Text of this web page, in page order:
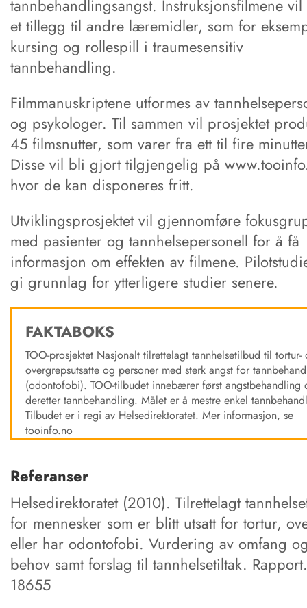
tannbehandlingsangst. Instruksjonsfilmene
et tillegg til andre læremidler, som for
kursing og rollespill i traumesensitiv
tannbehandling.
Filmmanuskriptene utformes av
og psykologer. Til sammen vil prosjektet
45 filmsnutter, som varer fra ett til fire
Disse vil bli gjort tilgjengelig på
hvor de kan disponeres fritt.
Utviklingsprosjektet vil gjennomføre
med pasienter og tannhelsepersonell for å få
informasjon om effekten av filmene.
gi grunnlag for ytterligere studier senere.
FAKTABOKS
TOO-prosjektet Nasjonalt tilrettelagt tannhelsetilbud til tortur-
overgrepsutsatte og personer med sterk angst for
(odontofobi). TOO-tilbudet innebærer først angstbehandling
deretter tannbehandling. Målet er å mestre enkel
Tilbudet er i regi av Helsedirektoratet. Mer informasjon, se
tooinfo.no
Referanser
Helsedirektoratet (2010). Tilrettelagt
for mennesker som er blitt utsatt for tortur,
eller har odontofobi. Vurdering av omfang
behov samt forslag til tannhelsetiltak.
18655